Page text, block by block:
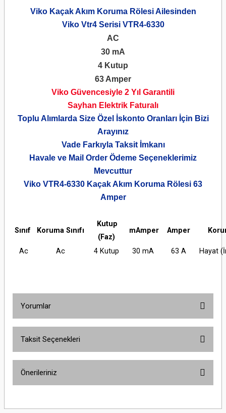
Viko Kaçak Akım Koruma Rölesi Ailesinden
Viko Vtr4 Serisi VTR4-6330
AC
30 mA
4 Kutup
63 Amper
Viko Güvencesiyle 2 Yıl Garantili
Sayhan Elektrik Faturalı
Toplu Alımlarda Size Özel İskonto Oranları İçin Bizi
Arayınız
Vade Farkıyla Taksit İmkanı
Havale ve Mail Order Ödeme Seçeneklerimiz
Mevcuttur
Viko VTR4-6330 Kaçak Akım Koruma Rölesi 63
Amper
Sınıf Koruma Sınıfı
Kutup
(Faz)
mAmper Amper
Ac Ac 4 Kutup 30 mA 63 A Hayat
Yorumlar
Taksit Seçenekleri
Önerileriniz
yetersiz gördüğünüz noktaları öneri formunu kullanarak tarafımıza